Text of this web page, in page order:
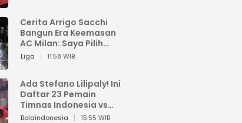
Cerita Arrigo Sacchi
Bangun Era Keemasan
AC Milan: Saya Pilih
Pemain dari Isi Otaknya
Liga 11:58 WIB
Ada Stefano Lilipaly! Ini
Daftar 23 Pemain
Timnas Indonesia vs
China
Bolaindonesia 15:55 WIB